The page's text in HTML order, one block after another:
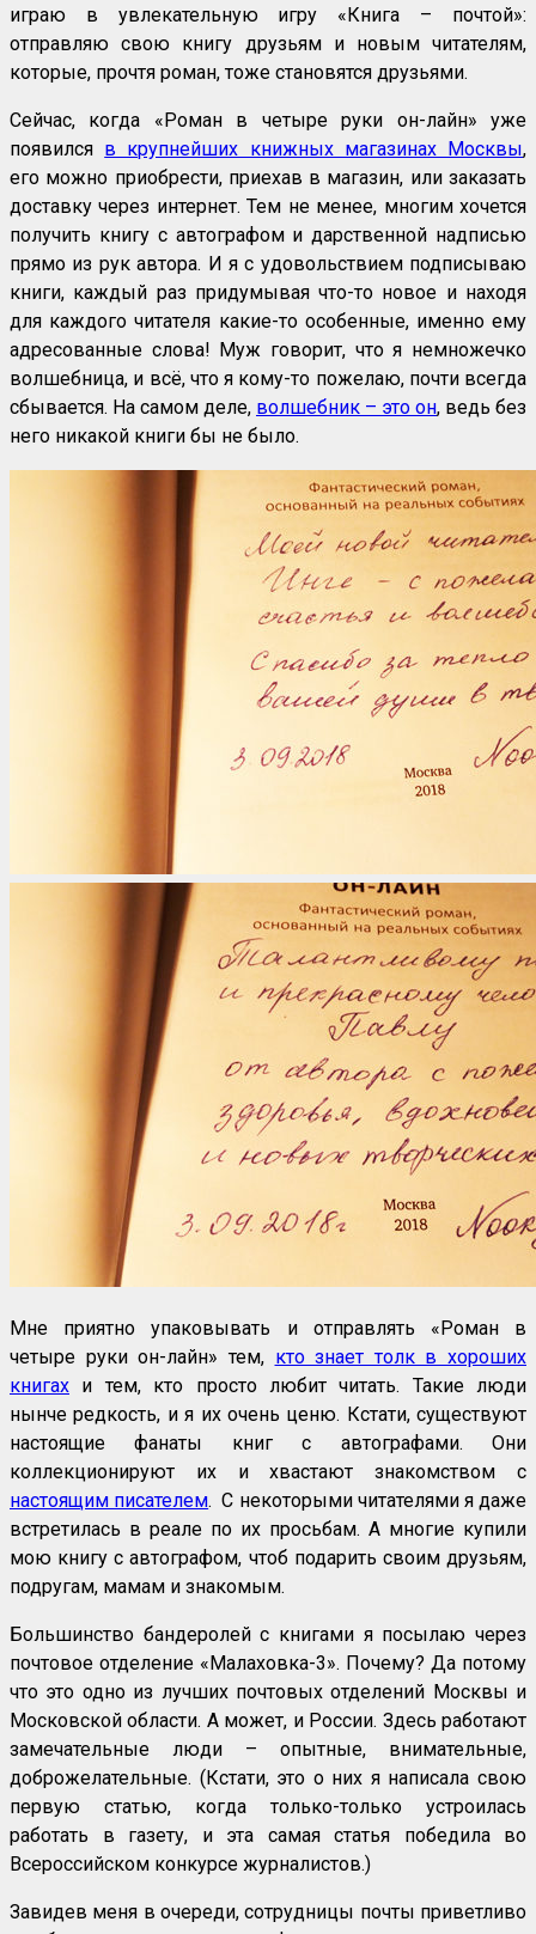
играю в увлекательную игру «Книга – почтой»:
отправляю свою книгу друзьям и новым читателям,
которые, прочтя роман, тоже становятся друзьями.
Сейчас, когда «Роман в четыре руки он-лайн» уже
появился в крупнейших книжных магазинах Москвы,
его можно приобрести, приехав в магазин, или заказать
доставку через интернет. Тем не менее, многим хочется
получить книгу с автографом и дарственной надписью
прямо из рук автора. И я с удовольствием подписываю
книги, каждый раз придумывая что-то новое и находя
для каждого читателя какие-то особенные, именно ему
адресованные слова! Муж говорит, что я немножечко
волшебница, и всё, что я кому-то пожелаю, почти всегда
сбывается. На самом деле, волшебник – это он, ведь без
него никакой книги бы не было.
Мне приятно упаковывать и отправлять «Роман в
четыре руки он-лайн» тем, кто знает толк в хороших
книгах и тем, кто просто любит читать. Такие люди
нынче редкость, и я их очень ценю. Кстати, существуют
настоящие фанаты книг с автографами. Они
коллекционируют их и хвастают знакомством с
настоящим писателем. С некоторыми читателями я даже
встретилась в реале по их просьбам. А многие купили
мою книгу с автографом, чтоб подарить своим друзьям,
подругам, мамам и знакомым.
Большинство бандеролей с книгами я посылаю через
почтовое отделение «Малаховка-3». Почему? Да потому
что это одно из лучших почтовых отделений Москвы и
Московской области. А может, и России. Здесь работают
замечательные люди – опытные, внимательные,
доброжелательные. (Кстати, это о них я написала свою
первую статью, когда только-только устроилась
работать в газету, и эта самая статья победила во
Всероссийском конкурсе журналистов.)
Завидев меня в очереди, сотрудницы почты приветливо